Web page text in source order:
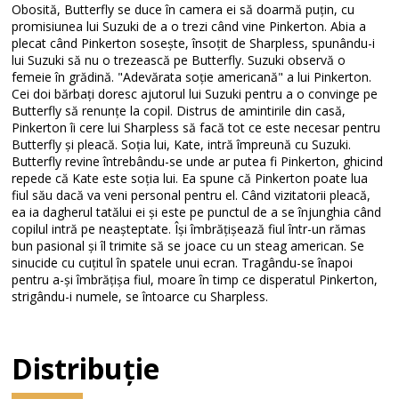
Obosită, Butterfly se duce în camera ei să doarmă puțin, cu
promisiunea lui Suzuki de a o trezi când vine Pinkerton. Abia a
plecat când Pinkerton sosește, însoțit de Sharpless, spunându-i
lui Suzuki să nu o trezească pe Butterfly. Suzuki observă o
femeie în grădină. "Adevărata soție americană" a lui Pinkerton.
Cei doi bărbați doresc ajutorul lui Suzuki pentru a o convinge pe
Butterfly să renunțe la copil. Distrus de amintirile din casă,
Pinkerton îi cere lui Sharpless să facă tot ce este necesar pentru
Butterfly și pleacă. Soția lui, Kate, intră împreună cu Suzuki.
Butterfly revine întrebându-se unde ar putea fi Pinkerton, ghicind
repede că Kate este soția lui. Ea spune că Pinkerton poate lua
fiul său dacă va veni personal pentru el. Când vizitatorii pleacă,
ea ia dagherul tatălui ei și este pe punctul de a se înjunghia când
copilul intră pe neașteptate. Își îmbrățișează fiul într-un rămas
bun pasional și îl trimite să se joace cu un steag american. Se
sinucide cu cuțitul în spatele unui ecran. Tragându-se înapoi
pentru a-și îmbrățișa fiul, moare în timp ce disperatul Pinkerton,
strigându-i numele, se întoarce cu Sharpless.
Distribuție